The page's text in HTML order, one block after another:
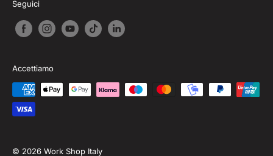
Seguici
Accettiamo
© 2026 Work Shop Italy